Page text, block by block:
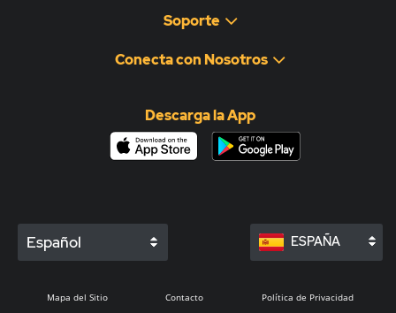
Soporte
Conecta con Nosotros
Descarga la App
Español ESPAÑA
Mapa del Sitio Contacto Política de Privacidad